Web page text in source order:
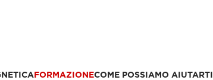
FORMAZIONECOME POSSIAMO AIUTARTI